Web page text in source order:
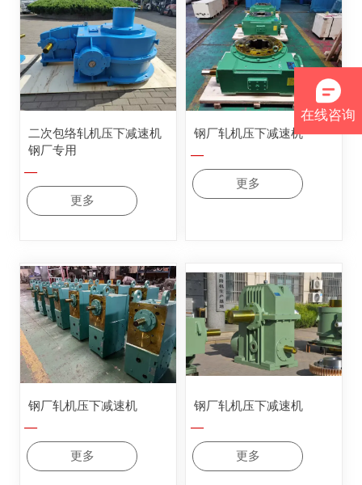
二次包络轧机压下减速机
钢厂专用
—
更多
钢厂轧机压下减速机
—
更多
钢厂轧机压下减速机
—
更多
钢厂轧机压下减速机
—
更多
在线咨询